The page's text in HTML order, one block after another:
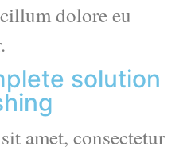
dolore eu
solution
amet, consectetur